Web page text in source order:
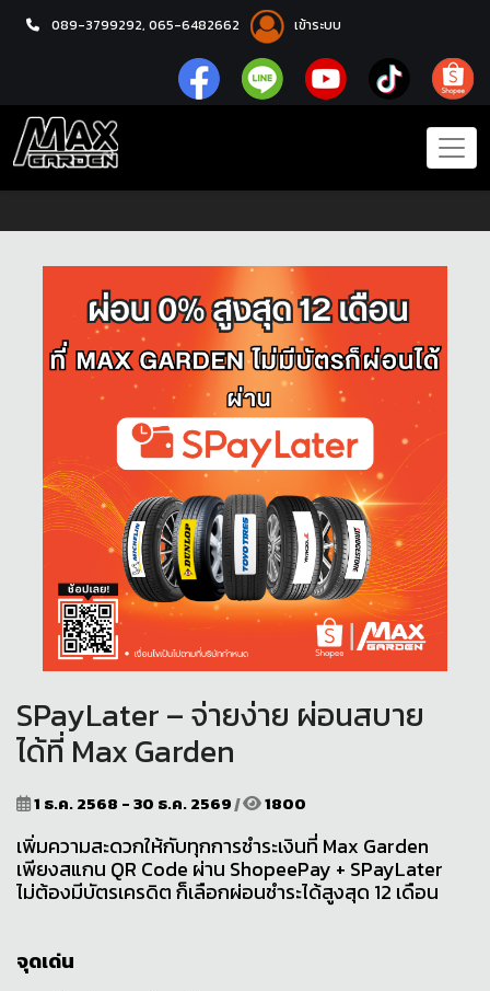
089-3799292, 065-6482662 เข้าระบบ
หน้าแรก โปรโมชั่น
SPayLater – จ่ายง่าย ผ่อนสบาย
ได้ที่ Max Garden
1 ธ.ค. 2568 - 30 ธ.ค. 2569| 1800
เพิ่มความสะดวกให้กับทุกการชำระเงินที่ Max Garden
เพียงสแกน QR Code ผ่าน ShopeePay + SPayLater
ไม่ต้องมีบัตรเครดิต ก็เลือกผ่อนชำระได้สูงสุด 12 เดือน
จุดเด่น